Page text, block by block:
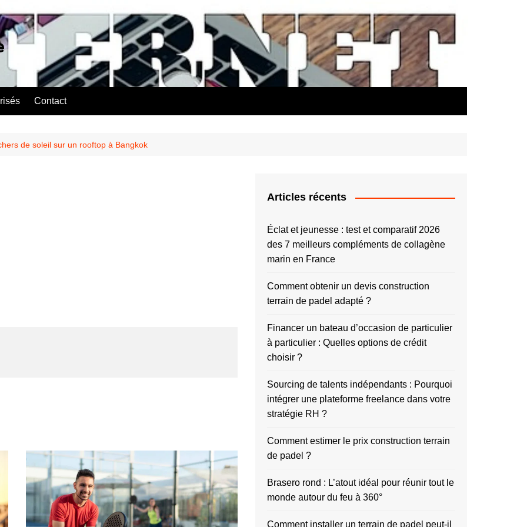
Contact
de soleil sur un rooftop à Bangkok
Articles récents
Éclat et jeunesse : test et comparatif 2026
des 7 meilleurs compléments de collagène
marin en France
Comment obtenir un devis construction
terrain de padel adapté ?
Financer un bateau d’occasion de particulier
à particulier : Quelles options de crédit
choisir ?
Sourcing de talents indépendants : Pourquoi
intégrer une plateforme freelance dans votre
stratégie RH ?
Comment estimer le prix construction terrain
de padel ?
Brasero rond : L’atout idéal pour réunir tout le
monde autour du feu à 360°
Comment installer un terrain de padel peut-il